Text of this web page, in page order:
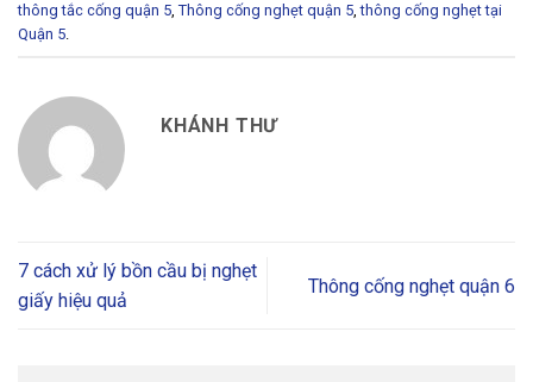
thông tắc cống quận 5, Thông cống nghẹt quận 5,thông cống nghẹt tại
Quận 5.
KHÁNH THƯ
7 cách xử lý bồn cầu bị nghẹt
giấy hiệu quả
Thông cống nghẹt quận 6